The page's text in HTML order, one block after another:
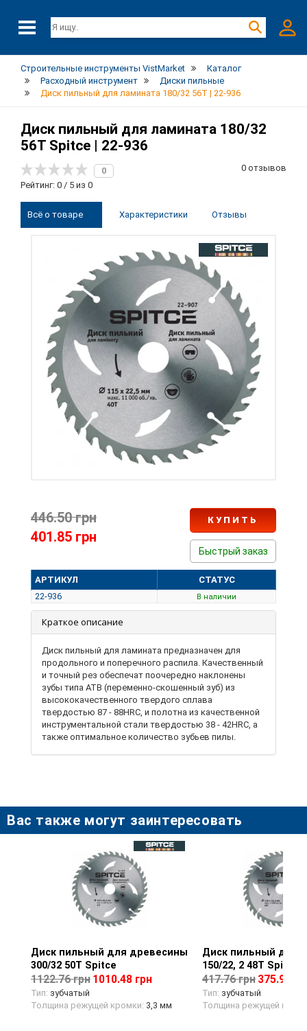
Строительные инструменты VistMarket
Каталог
Расходный инструмент
Диски пильные
Диск пильный для ламината 180/32 56T | 22-936
Диск пильный для ламината 180/32
56T Spitce | 22-936
0
Рейтинг: 0 / 5 из 0
0 отзывов
Всё о товаре Характеристики Отзывы
446.50 грн
401.85 грн
Быстрый заказ
КУПИТЬ
АРТИКУЛ
СТАТУС
22-936
В наличии
Краткое описание
Диск пильный для ламината предназначен для
продольного и поперечного распила. Качественный
и точный рез обеспечат поочередно наклонены
зубы типа ATB (переменно-скошенный зуб) из
высококачественного твердого сплава
твердостью 87 - 88HRC, и полотна из качественной
инструментальной стали твердостью 38 - 42HRC, а
также оптимальное количество зубьев пилы.
работы, без деформации поверхности с минимумом
колебаний, что позволяет снизить
непосредственную нагрузку на подвижные части
оборудования. Диск используется с циркулярными
Вас также могут заинтересовать
Просмотр товара
Диск пильный для древесины
300/32 50T Spitce
1122.76 грн 1010.48 грн
Тип: зубчатый
Толщина режущей кромки: 3,3 мм
Просмотр
Диск пильный для
150/22, 2 48T Spitce
417.76 грн 375.98
Тип: зубчатый
Толщина режущей